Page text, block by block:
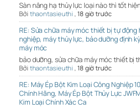
Sàn nâng hạ thủy lực loại nào thì tốt
Bởi thaontasieuthi , 18 giờ trước
RE: Sửa chữa máy móc thiết bị tự
nghiệp, máy thủy lực, bảo dưỡng định
máy móc
bảo dưỡng, sửa chữa máy móc thiết bị
Bởi thaontasieuthi , 18 giờ trước
RE: Máy Ép Bột Kim Loại Công Nghiệp
Chính Hãng, Máy Ép Bột Thủy Lực
Kim Loại Chính Xác Ca